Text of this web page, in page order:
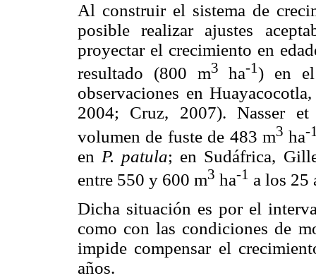
Al construir el sistema de
posible realizar ajustes
proyectar el crecimiento en
resultado (800 m3 ha-1) en el
observaciones en
2004; Cruz, 2007). Nasser
volumen de fuste de 483 m3 ha-
en P. patula; en Sudáfrica,
entre 550 y 600 m3 ha-1 a los 25
Dicha situación es por el
como con las condiciones de
impide compensar el
años.